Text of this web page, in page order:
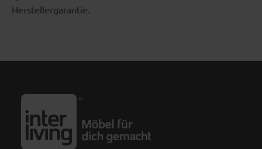
Herstellergarantie.